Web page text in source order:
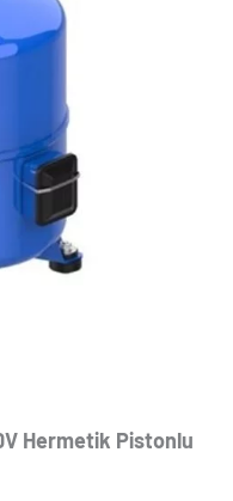
Hermetik Pistonlu